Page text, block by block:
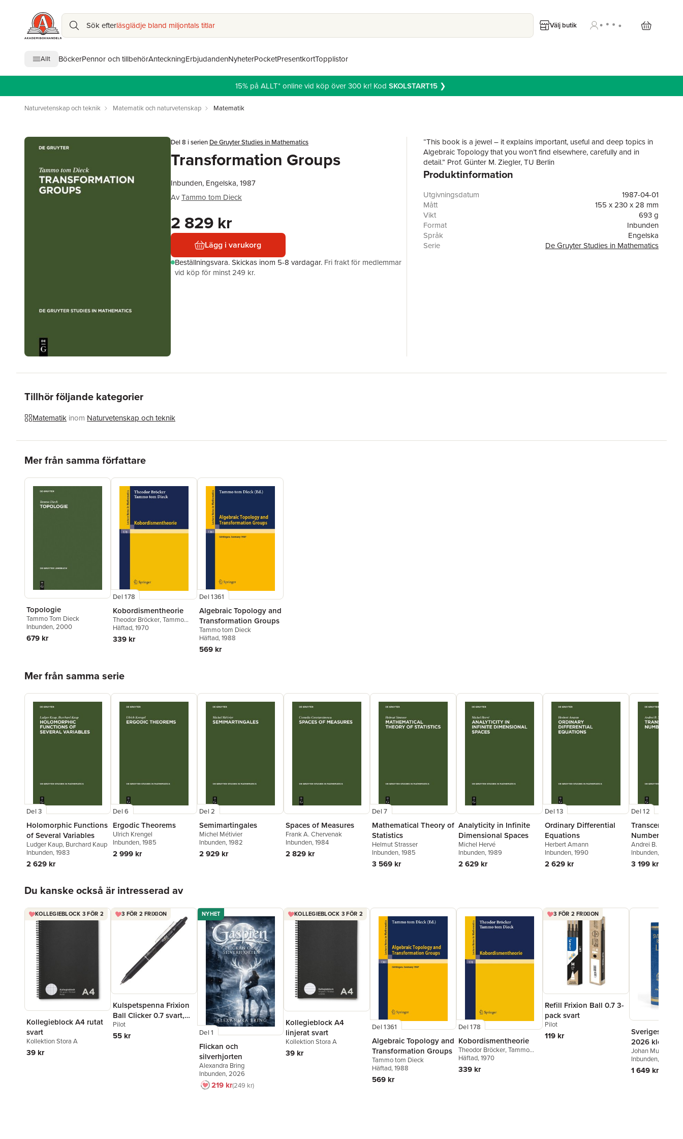
Sök efterläsglädje bland miljontals titlar Välj butik
Allt BöckerPennor och tillbehörAnteckningErbjudandenNyheterPocketPresentkortTopplistor
15% på ALLT* online vid köp över 300 kr! Kod SKOLSTART15❯
Naturvetenskap och teknik Matematik och naturvetenskap Matematik
Del 8 i serien De Gruyter Studies in Mathematics
Transformation Groups
Inbunden, Engelska, 1987
AvTammo tom Dieck
2 829 kr
Lägg i varukorg
Beställningsvara.Skickas inom 5-8 vardagar. Fri frakt för medlemmar
vid köp för minst 249 kr.
“This book is a jewel – it explains important, useful and deep topics in
Algebraic Topology that you won’t find elsewhere, carefully and in
detail.” Prof. Günter M. Ziegler, TU Berlin
Produktinformation
Utgivningsdatum
1987-04-01
Mått
155 x 230 x 28 mm
Vikt
693 g
Format
Inbunden
Språk
Engelska
Serie
De Gruyter Studies in Mathematics
Tillhör följande kategorier
Matematik inom Naturvetenskap och teknik
Mer från samma författare
Topologie
Tammo Tom Dieck
Inbunden, 2000
679 kr
Del 178
Kobordismentheorie
Theodor Bröcker,Tammo
tom Dieck
Häftad, 1970
339 kr
Del 1361
Algebraic Topology and
Transformation Groups
Tammo tom Dieck
Häftad, 1988
569 kr
Mer från samma serie
Del 3
Holomorphic Functions
of Several Variables
Ludger Kaup, Burchard Kaup
Inbunden, 1983
2 629 kr
Del 6
Ergodic Theorems
Ulrich Krengel
Inbunden, 1985
2 999 kr
Del 2
Semimartingales
Michel Métivier
Inbunden, 1982
2 929 kr
Spaces of Measures
Frank A. Chervenak
Inbunden, 1984
2 829 kr
Del 7
Mathematical Theory of
Statistics
Helmut Strasser
Inbunden, 1985
3 569 kr
Analyticity in Infinite
Dimensional Spaces
Michel Hervé
Inbunden, 1989
2 629 kr
Del 13
Ordinary Differential
Equations
Herbert Amann
Inbunden, 1990
2 629 kr
Del 12
Numbers
Andrei B.
Inbunden, 1989
3 199 kr
Du kanske också är intresserad av
KOLLEGIEBLOCK 3 FÖR 2
Kollegieblock A4 rutat
svart
Kollektion Stora A
39 kr
3 FÖR 2 FRIXION
Kulspetspenna Frixion
Ball Clicker 0.7 svart,
raderbar
Pilot
55 kr
NYHET
Del 1
Flickan och
silverhjorten
Alexandra Bring
Inbunden, 2026
219 kr249 kr
KOLLEGIEBLOCK 3 FÖR 2
Kollegieblock A4
linjerat svart
Kollektion Stora A
39 kr
Del 1361
Algebraic Topology and
Transformation Groups
Tammo tom Dieck
Häftad, 1988
569 kr
Del 178
Kobordismentheorie
Theodor Bröcker,Tammo
tom Dieck
Häftad, 1970
339 kr
3 FÖR 2 FRIXION
Refill Frixion Ball 0.7 3-
pack svart
Pilot
119 kr
Sveriges
2026 klotband
Johan Munck
Inbunden, 2026
1 649 kr